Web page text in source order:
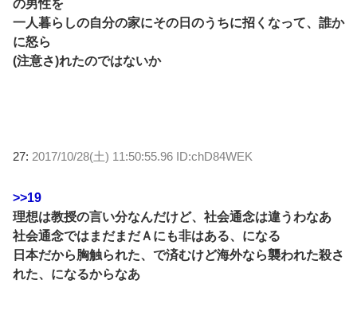
の男性を
一人暮らしの自分の家にその日のうちに招くなって、誰か
に怒ら
(注意さ)れたのではないか
27: 2017/10/28(土) 11:50:55.96 ID:chD84WEK
>>19
理想は教授の言い分なんだけど、社会通念は違うわなあ
社会通念ではまだまだＡにも非はある、になる
日本だから胸触られた、で済むけど海外なら襲われた殺さ
れた、になるからなあ